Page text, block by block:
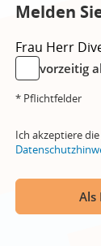
Melden
Frau Herr
vorzeitig
* Pflichtfelder
Ich akzeptiere die
Als